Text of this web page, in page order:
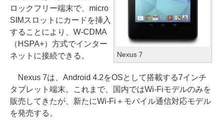
Nexus 7
ロックフリー端末で、micro
SIMスロットにカードを挿入
することにより、W-CDMA
（HSPA+）方式でインター
ネットに接続できる。
Nexus 7は、Android 4.2をOSとして搭載する7インチ
タブレット端末。これまで、国内ではWi-Fiモデルのみを
販売してきたが、新たにWi-Fi＋モバイル通信対応モデル
を発売する。